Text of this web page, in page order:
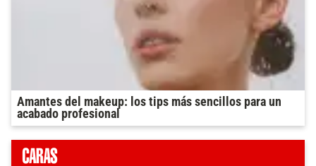
Amantes del makeup: los tips más sencillos para un
acabado profesional